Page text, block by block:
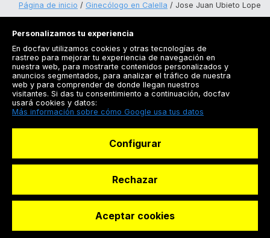
Solicitar reserva
Página de inicio Ginecólogo en Calella Jose Juan Ubieto Lope
Registrarse
Docfav
© Dashboard Technologies S.L
Personalizamos tu experiencia
En docfav utilizamos cookies y otras tecnologías de
rastreo para mejorar tu experiencia de navegación en
nuestra web, para mostrarte contenidos personalizados y
anuncios segmentados, para analizar el tráfico de nuestra
web y para comprender de donde llegan nuestros
visitantes. Si das tu consentimiento a continuación, docfav
usará cookies y datos:
Más información sobre cómo Google usa tus datos
Configurar
Rechazar
Aceptar cookies